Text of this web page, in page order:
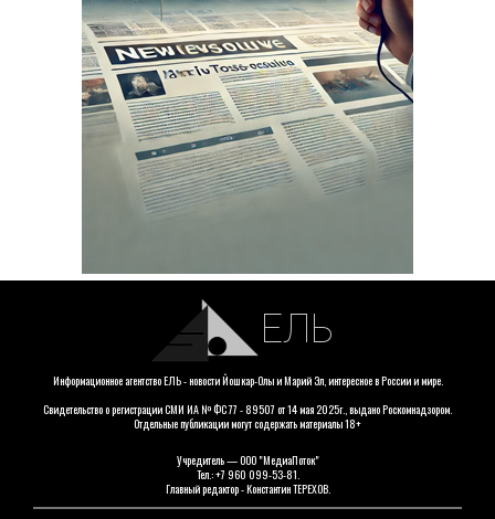
ЕЛЬ
Информационное агентство ЕЛЬ - новости Йошкар-Олы и Марий Эл, интересное в России и мире.
Свидетельство о регистрации СМИ ИА № ФС 77 - 89507 от 14 мая 2025г., выдано Роскомнадзором.
Отдельные публикации могут содержать материалы 18+
Учредитель — ООО "МедиаПоток"
Тел.: +7 960 099-53-81.
Главный редактор - Константин ТЕРЕХОВ.